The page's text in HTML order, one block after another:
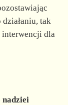
tak
interwencji dla
nadziei